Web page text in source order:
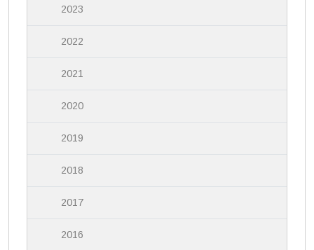
2023
2022
2021
2020
2019
2018
2017
2016